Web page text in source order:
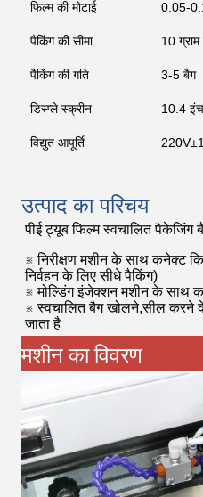
फिल्म की मोटाई 0.05-
पैकिंग की सीमा 10
पैकिंग की गति 3-5 बैग
डिस्प्ले स्क्रीन 10.4
विद्युत आपूर्ति
उत्पाद का परिचय
पीई ट्यूब फिल्म स्वचालित पैकेजिंग
※ निरीक्षण मशीन के साथ कनेक्ट
निर्वहन के लिए सीधे पैकिंग)
※ मोल्डिंग इंजेक्शन मशीन के साथ
※ स्वचालित बैग खोलने,सील करने
जाता है
मशीन का विवरण